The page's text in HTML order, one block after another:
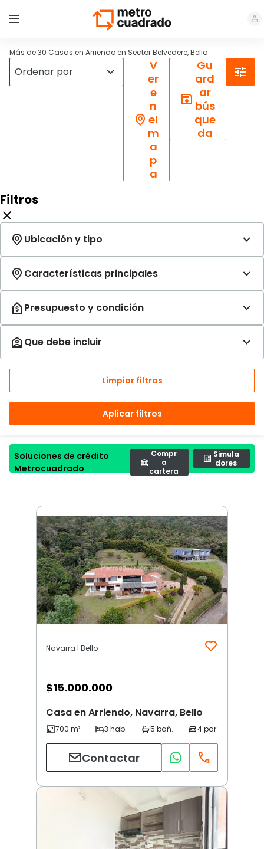
Más de 30 Casas en Arriendo en Sector Belvedere, Bello
V
er
e
n
el
m
a
p
a
Gu
ard
ar
bús
que
da
Filtros
Limpiar filtros
Aplicar filtros
Soluciones de crédito
Metrocuadrado
Compr
a
cartera
Simula
dores
Navarra | Bello
$15.000.000
Casa en Arriendo, Navarra, Bello
Contactar